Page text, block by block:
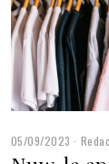
05/09/2023